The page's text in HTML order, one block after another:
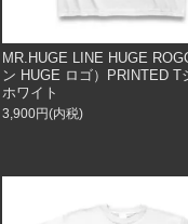
MR.HUGE LINE HUGE
ン HUGE ロゴ）PRINTED
ホワイト
3,900円(内税)